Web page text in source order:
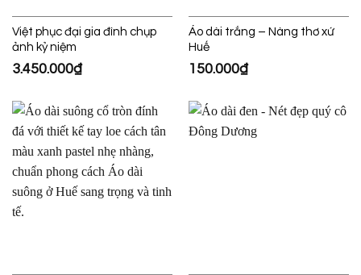
Việt phục đại gia đình chụp
ảnh kỷ niệm
3.450.000₫
Áo dài trắng – Nàng thơ xứ
Huế
150.000₫